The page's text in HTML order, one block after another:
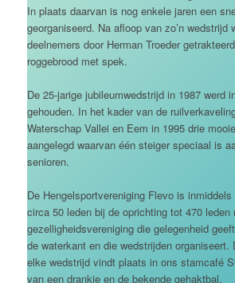
In plaats daarvan is nog enkele jaren een
georganiseerd. Na afloop van zo’n wedstrijd
deelnemers door Herman Troeder
roggebrood met spek.
De 25-jarige jubileumwedstrijd in 1987 werd
gehouden. In het kader van de
Waterschap Vallei en Eem in 1995 drie
aangelegd waarvan één steiger speciaal is
senioren.
De Hengelsportvereniging Flevo is
circa 50 leden bij de oprichting tot 470 leden
gezelligheidsvereniging die gelegenheid
de waterkant en die wedstrijden organiseert.
elke wedstrijd vindt plaats in ons stamcafé
van een drankje en de bekende gehaktbal.